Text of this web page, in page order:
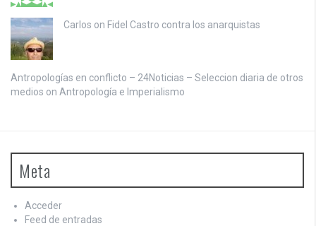
Carlos on Fidel Castro contra los anarquistas
Antropologías en conflicto – 24Noticias – Seleccion diaria de otros
medios on Antropología e Imperialismo
Meta
Acceder
Feed de entradas